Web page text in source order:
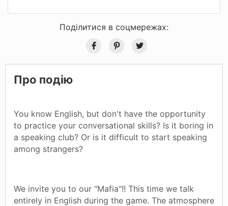
Поділитися в соцмережах:
Про подію
You know English, but don't have the opportunity
to practice your conversational skills? Is it boring in
a speaking club? Or is it difficult to start speaking
among strangers?
We invite you to our "Mafia"!! This time we talk
entirely in English during the game. The atmosphere